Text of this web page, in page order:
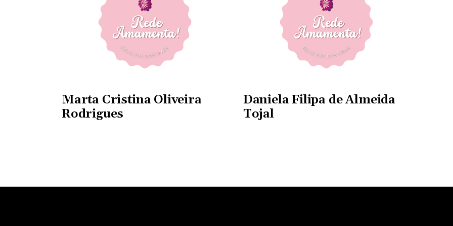
Marta Cristina Oliveira
Rodrigues
Daniela Filipa de Almeida
Tojal